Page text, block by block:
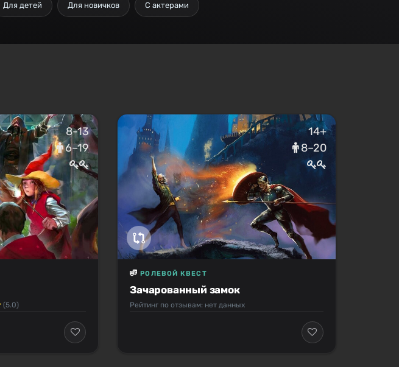
Для детей Для новичков С актерами
8-13
6–19
(5.0)
14+
8–20
Зачарованный замок
РОЛЕВОЙ КВЕСТ
Рейтинг по отзывам: нет данных